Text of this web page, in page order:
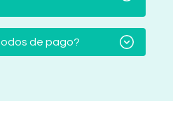
de pago?